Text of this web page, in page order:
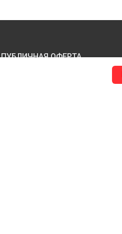
ПУБЛИЧНАЯ ОФЕРТА